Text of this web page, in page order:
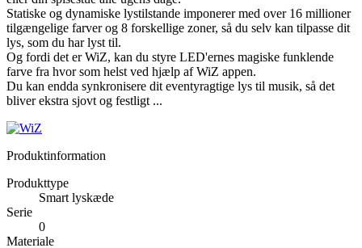
Statiske og dynamiske lystilstande imponerer med over 16 millioner
tilgængelige farver og 8 forskellige zoner, så du selv kan tilpasse dit
lys, som du har lyst til.
Og fordi det er WiZ, kan du styre LED'ernes magiske funklende
farve fra hvor som helst ved hjælp af WiZ appen.
Du kan endda synkronisere dit eventyragtige lys til musik, så det
bliver ekstra sjovt og festligt ...
Produktinformation
Produkttype
Smart lyskæde
Serie
0
Materiale